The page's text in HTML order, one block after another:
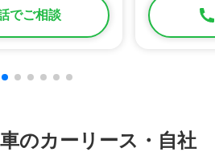
でご相談
のカーリース・自社